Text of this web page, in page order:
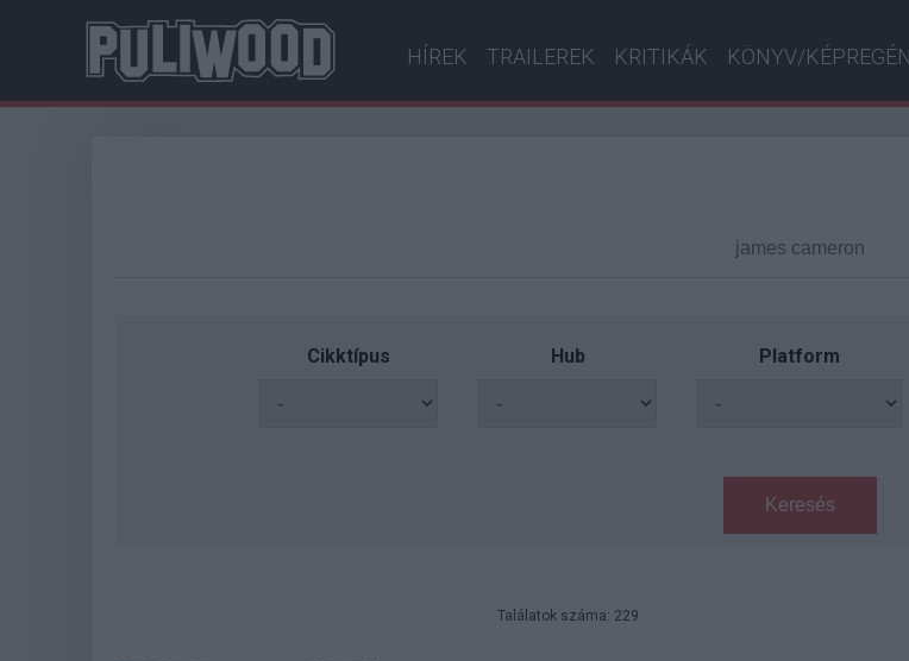
HÍREK TRAILEREK KRITIKÁK KÖNYV/
Cikktípus Hub Platform
Keresés
Találatok száma: 229